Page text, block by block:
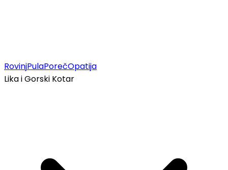
RovinjPulaPorečOpatija
Lika i Gorski Kotar